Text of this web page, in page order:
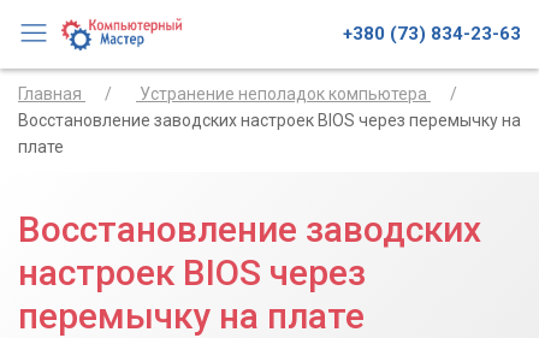
+380 (73) 834-23-63
Главная
Устранение неполадок компьютера
Восстановление заводских настроек BIOS через перемычку на
плате
Восстановление заводских
настроек BIOS через
перемычку на плате